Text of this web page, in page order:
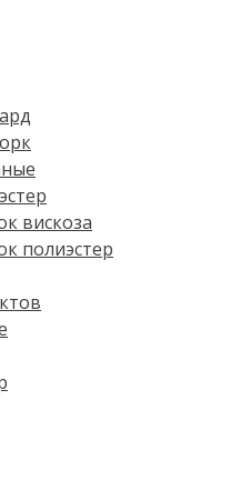
вискоза
полиэстер